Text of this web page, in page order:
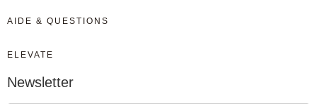
AIDE & QUESTIONS
ELEVATE
Newsletter